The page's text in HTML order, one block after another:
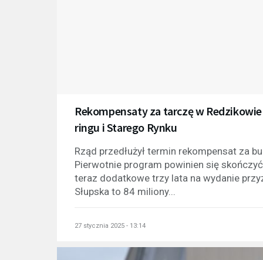
Rekompensaty za tarczę w
ringu i Starego Rynku
Rząd przedłużył termin rekompensat za
Pierwotnie program powinien się
teraz dodatkowe trzy lata na wydanie
Słupska to 84 miliony...
27 stycznia 2025 - 13:14